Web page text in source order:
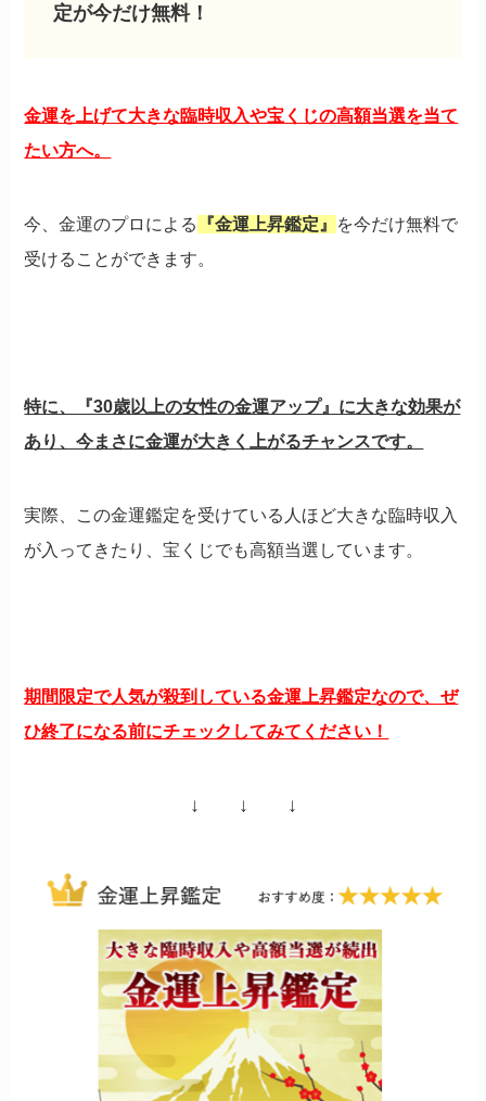
定が今だけ無料！
金運を上げて大きな臨時収入や宝くじの高額当選を当て
たい方へ。
今、金運のプロによる 『金運上昇鑑定』 を今だけ無料で
受けることができます。
特に、『30歳以上の女性の金運アップ』に大きな効果が
あり、今まさに金運が大きく上がるチャンスです。
実際、この金運鑑定を受けている人ほど大きな臨時収入
が入ってきたり、宝くじでも高額当選しています。
期間限定で人気が殺到している金運上昇鑑定なので、ぜ
ひ終了になる前にチェックしてみてください！
↓ ↓ ↓